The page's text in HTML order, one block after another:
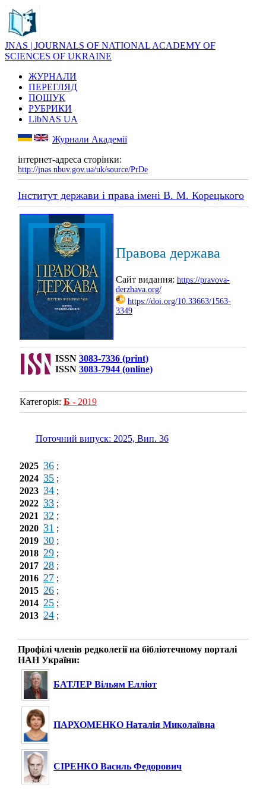
JNAS | JOURNALS OF NATIONAL ACADEMY OF
SCIENCES OF UKRAINE
ЖУРНАЛИ
ПЕРЕГЛЯД
ПОШУК
РУБРИКИ
LibNAS UA
Журнали Академії
інтернет-адреса сторінки:
http://jnas.nbuv.gov.ua/uk/source/PrDe
Інститут держави і права імені В. М. Корецького
Правова держава
Сайт видання: https://pravova-
derzhava.org/
https://doi.org/10.33663/1563-
3349
ISSN 3083-7336 (print)
ISSN 3083-7944 (online)
Категорія: Б - 2019
Поточний випуск: 2025, Вип. 36
2025 36 ;
2024 35 ;
2023 34 ;
2022 33 ;
2021 32 ;
2020 31 ;
2019 30 ;
2018 29 ;
2017 28 ;
2016 27 ;
2015 26 ;
2014 25 ;
2013 24 ;
Профілі членів редколегії на бібліотечному порталі
НАН України:
БАТЛЕР Вільям Елліот
ПАРХОМЕНКО Наталія Миколаївна
СІРЕНКО Василь Федорович